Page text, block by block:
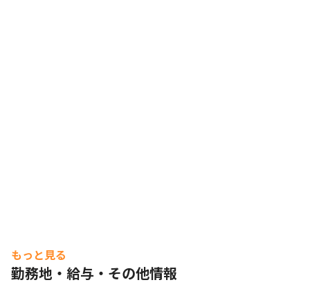
もっと見る
勤務地・給与・その他情報